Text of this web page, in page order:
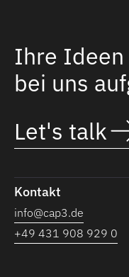
Ihre
bei uns
Let's talk
Kontakt
info@cap3.de
+49 431 908 929 0